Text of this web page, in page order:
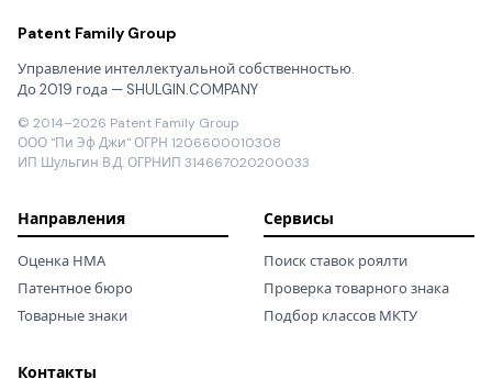
Patent Family Group
Управление интеллектуальной собственностью.
До 2019 года — SHULGIN.COMPANY
© 2014–2026 Patent Family Group
ООО "Пи Эф Джи" ОГРН 1206600010308
ИП Шульгин В.Д. ОГРНИП 314667020200033
Направления
Оценка НМА
Патентное бюро
Товарные знаки
Сервисы
Поиск ставок роялти
Проверка товарного знака
Подбор классов МКТУ
Контакты